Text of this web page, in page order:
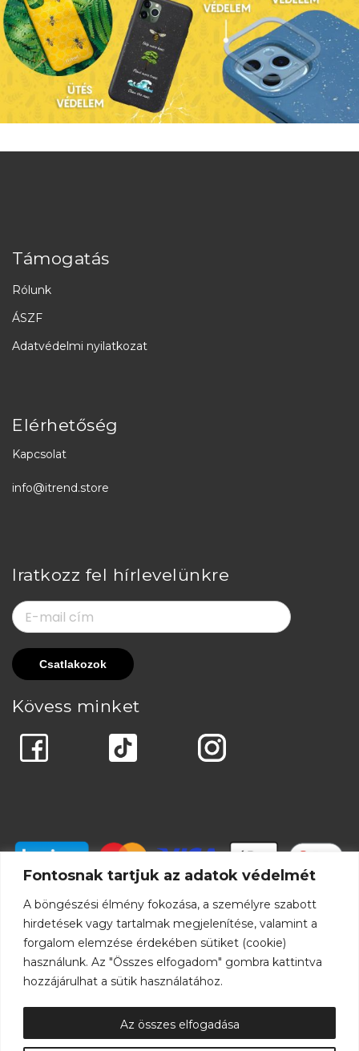
Fontosnak tartjuk az adatok védelmét
A böngészési élmény fokozása, a személyre szabott
hirdetések vagy tartalmak megjelenítése, valamint a
forgalom elemzése érdekében sütiket (cookie)
használunk. Az "Összes elfogadom" gombra kattintva
hozzájárulhat a sütik használatához.
Az összes elfogadása
Támogatás
Rólunk
ÁSZF
Adatvédelmi nyilatkozat
Elérhetőség
Kapcsolat
info@itrend.store
Iratkozz fel hírlevelünkre
Kövess minket